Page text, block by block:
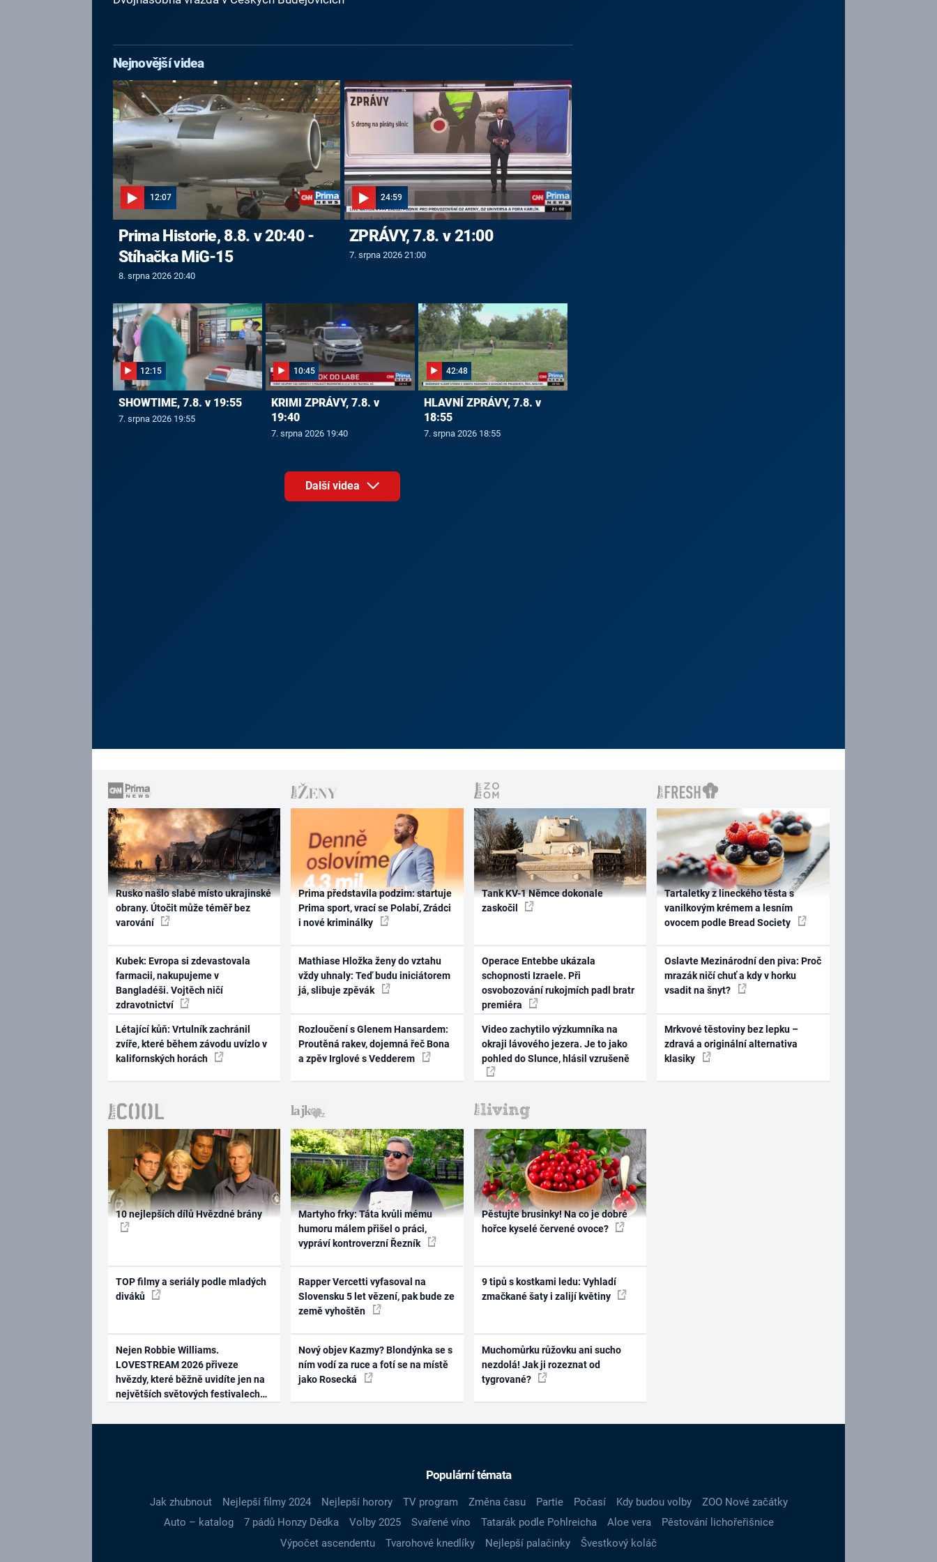
Nejnovější videa
12:07
Prima Historie, 8.8. v 20:40 -
Stíhačka MiG-15
8. srpna 2026 20:40
24:59
ZPRÁVY, 7.8. v 21:00
7. srpna 2026 21:00
12:15
SHOWTIME, 7.8. v 19:55
7. srpna 2026 19:55
10:45
KRIMI ZPRÁVY, 7.8. v
19:40
7. srpna 2026 19:40
42:48
HLAVNÍ ZPRÁVY, 7.8. v
18:55
7. srpna 2026 18:55
Další videa
Rusko našlo slabé místo ukrajinské
obrany. Útočit může téměř bez
varování
Kubek: Evropa si zdevastovala
farmacii, nakupujeme v
Bangladéši. Vojtěch ničí
zdravotnictví
Létající kůň: Vrtulník zachránil
zvíře, které během závodu uvízlo v
kalifornských horách
Prima představila podzim: startuje
Prima sport, vrací se Polabí, Zrádci
i nové kriminálky
Mathiase Hložka ženy do vztahu
vždy uhnaly: Teď budu iniciátorem
já, slibuje zpěvák
Rozloučení s Glenem Hansardem:
Proutěná rakev, dojemná řeč Bona
a zpěv Irglové s Vedderem
Tank KV-1 Němce dokonale
zaskočil
Operace Entebbe ukázala
schopnosti Izraele. Při
osvobozování rukojmích padl bratr
premiéra
Video zachytilo výzkumníka na
okraji lávového jezera. Je to jako
pohled do Slunce, hlásil vzrušeně
Tartaletky z lineckého těsta s
vanilkovým krémem a lesním
ovocem podle Bread Society
Oslavte Mezinárodní den piva: Proč
mrazák ničí chuť a kdy v horku
vsadit na šnyt?
Mrkvové těstoviny bez lepku –
zdravá a originální alternativa
klasiky
10 nejlepších dílů Hvězdné brány
TOP filmy a seriály podle mladých
diváků
Nejen Robbie Williams.
LOVESTREAM 2026 přiveze
hvězdy, které běžně uvidíte jen na
největších světových festivalech
Martyho frky: Táta kvůli mému
humoru málem přišel o práci,
vypráví kontroverzní Řezník
Rapper Vercetti vyfasoval na
Slovensku 5 let vězení, pak bude ze
země vyhoštěn
Nový objev Kazmy? Blondýnka se s
ním vodí za ruce a fotí se na místě
jako Rosecká
Pěstujte brusinky! Na co je dobré
hořce kyselé červené ovoce?
9 tipů s kostkami ledu: Vyhladí
zmačkané šaty i zalijí květiny
Muchomůrku růžovku ani sucho
nezdolá! Jak ji rozeznat od
tygrované?
Populární témata
Jak zhubnout Nejlepší filmy 2024 Nejlepší horory TV program Změna času Partie Počasí Kdy budou volby
ZOO Nové začátky
Auto – katalog
7 pádů Honzy Dědka Volby 2025 Svařené víno Tatarák podle Pohlreicha Aloe vera
Pěstování lichořeřišnice
Výpočet ascendentu
Tvarohové knedlíky Nejlepší palačinky Švestkový koláč